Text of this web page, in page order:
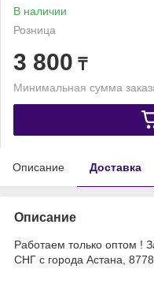
В наличии
Розница
3 800 ₸
Минимальная сумма
Описание Доставка
Описание
Работаем только оптом !
СНГ с города Астана,